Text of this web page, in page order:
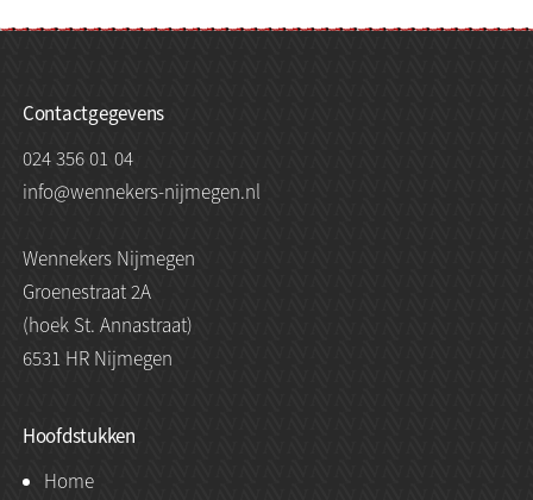
Contactgegevens
024 356 01 04
info@wennekers-nijmegen.nl
Wennekers Nijmegen
Groenestraat 2A
(hoek St. Annastraat)
6531 HR Nijmegen
Hoofdstukken
Home